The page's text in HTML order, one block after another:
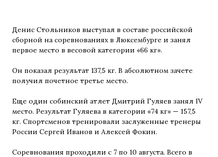
Денис Стольников выступал в составе российской
сборной на соревнованиях в Люксембурге и занял
первое место в весовой категории «66 кг».
Он показал результат 137,5 кг. В абсолютном зачете
получил почетное третье место.
Еще один собинский атлет Дмитрий Гуляев занял IV
место. Результат Гуляева в категории «74 кг» — 157,5
кг. Спортсменов тренировали заслуженные тренеры
России Сергей Иванов и Алексей Фокин.
Соревнования проходили с 7 по 10 августа. Всего в